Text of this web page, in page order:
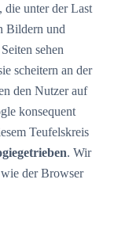
die unter der Last
Bildern und
sehen
scheitern an der
den Nutzer auf
konsequent
Teufelskreis
. Wir
der Browser